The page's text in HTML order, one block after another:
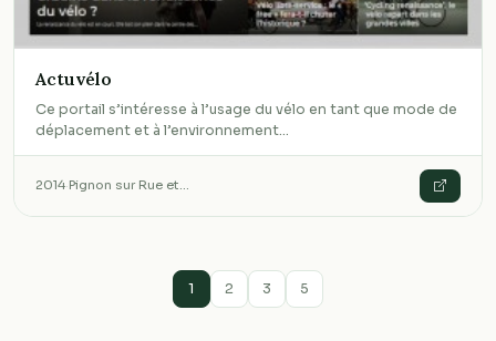
Actuvélo
Ce portail s’intéresse à l’usage du vélo en tant que mode de
déplacement et à l’environnement…
2014·Pignon sur Rue et…
1 2 3 5